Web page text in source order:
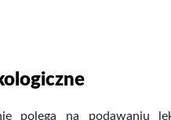
polega na podawaniu